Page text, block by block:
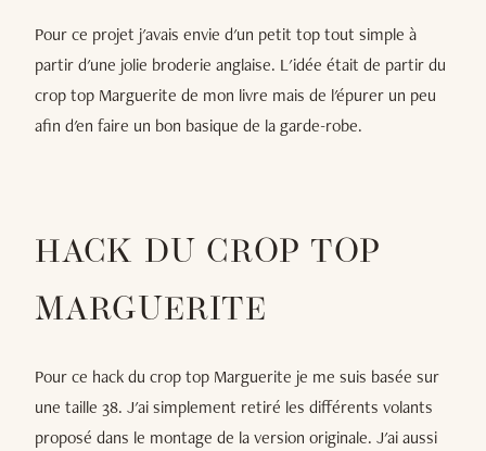
Pour ce projet j'avais envie d'un petit top tout simple à
partir d'une jolie broderie anglaise. L'idée était de partir du
crop top Marguerite de mon livre mais de l'épurer un peu
afin d'en faire un bon basique de la garde-robe.
HACK DU CROP TOP
MARGUERITE
Pour ce hack du crop top Marguerite je me suis basée sur
une taille 38. J'ai simplement retiré les différents volants
proposé dans le montage de la version originale. J'ai aussi